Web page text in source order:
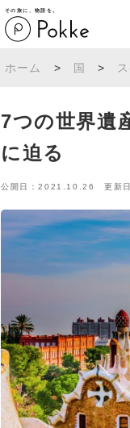
その旅に、物語を。
ホーム > 国 >
7つの世界遺
に迫る
公開日：2021.10.26 更新